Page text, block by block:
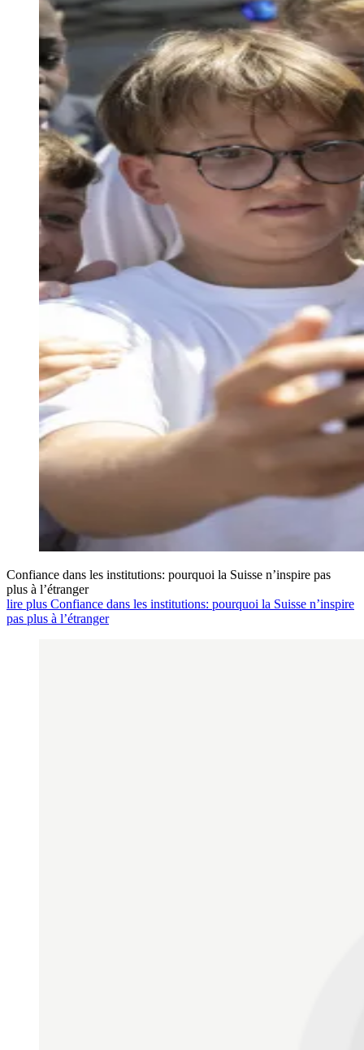
Confiance dans les institutions: pourquoi la Suisse n’inspire pas
plus à l’étranger
lire plus Confiance dans les institutions: pourquoi la Suisse n’inspire
pas plus à l’étranger